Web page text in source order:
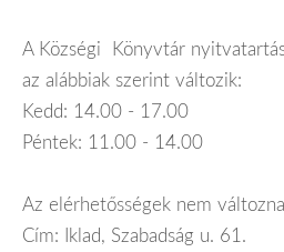
A Községi Könyvtár
az alábbiak szerint változik:
Kedd: 14.00 - 17.00
Péntek: 11.00 - 14.00
Az elérhetősségek nem
Cím: Iklad, Szabadság u. 61.